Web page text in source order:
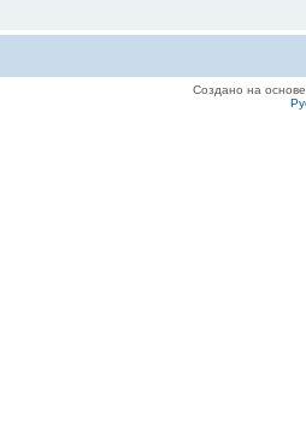
Создано на основе